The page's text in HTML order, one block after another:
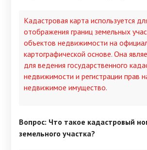
Кадастровая карта используется
отображения границ земельных
объектов недвижимости на
картографической основе. Она
для ведения государственного
недвижимости и регистрации прав
недвижимое имущество.
Вопрос: Что такое кадастровый
земельного участка?